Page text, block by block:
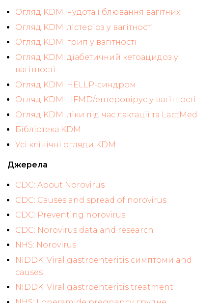
Огляд KDM: нудота і блювання вагітних
Огляд KDM: лістеріоз у вагітності
Огляд KDM: грип у вагітності
Огляд KDM: діабетичний кетоацидоз у
вагітності
Огляд KDM: HELLP-синдром
Огляд KDM: HFMD/ентеровірус у вагітності
Огляд KDM: ліки під час лактації та LactMed
Бібліотека KDM
Усі клінічні огляди KDM
Джерела
CDC: About Norovirus
CDC: Causes and spread of norovirus
CDC: Preventing norovirus
CDC: Norovirus data and research
NHS: Norovirus
NIDDK: Viral gastroenteritis симптоми and
causes
NIDDK: Viral gastroenteritis treatment